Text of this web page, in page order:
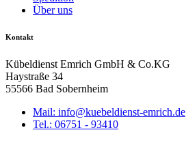
Über uns
Kontakt
Kübeldienst Emrich GmbH & Co.KG
Haystraße 34
55566 Bad Sobernheim
Mail: info@kuebeldienst-emrich.de
Tel.: 06751 - 93410